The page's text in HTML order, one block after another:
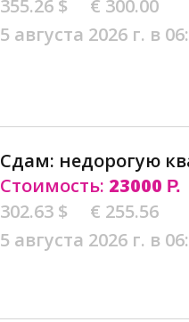
355.26 $
€ 300.00
5 августа 2026 г. в
Сдам: недорогую
Стоимость: 23000 Р.
302.63 $
€ 255.56
5 августа 2026 г. в